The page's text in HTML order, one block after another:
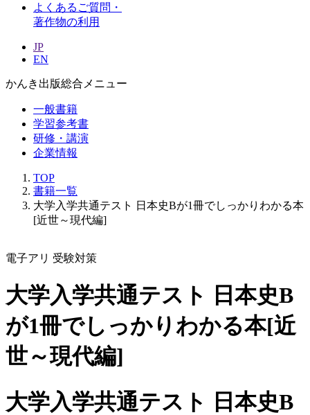
よくあるご質問 ・
著作物の利用
JP
EN
かんき出版総合メニュー
一般書籍
学習参考書
研修・講演
企業情報
TOP
書籍一覧
大学入学共通テスト 日本史Bが1冊でしっかりわかる本
[近世～現代編]
電子アリ 受験対策
大学入学共通テスト 日本史B
が1冊でしっかりわかる本[近
世～現代編]
大学入学共通テスト 日本史B